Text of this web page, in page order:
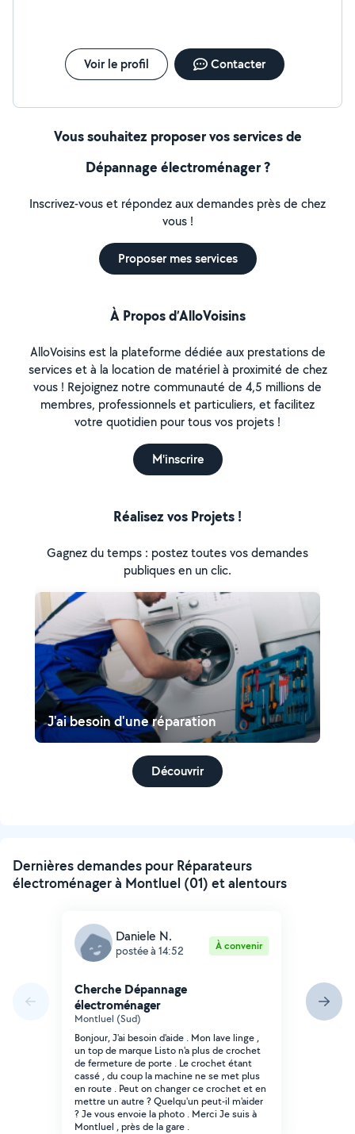
Voir le profil Contacter
Vous souhaitez proposer vos services de
Dépannage électroménager ?
Inscrivez-vous et répondez aux demandes près de chez
vous !
Proposer mes services
À Propos d’AlloVoisins
AlloVoisins est la plateforme dédiée aux prestations de
services et à la location de matériel à proximité de chez
vous ! Rejoignez notre communauté de 4,5 millions de
membres, professionnels et particuliers, et facilitez
votre quotidien pour tous vos projets !
M'inscrire
Réalisez vos Projets !
Gagnez du temps : postez toutes vos demandes
publiques en un clic.
J'ai besoin d'une réparation
Découvrir
Dernières demandes pour Réparateurs
électroménager à Montluel (01) et alentours
Daniele N.
postée à 14:52 À convenir
Cherche Dépannage
électroménager
Montluel (Sud)
Bonjour, J'ai besoin d'aide . Mon lave linge ,
un top de marque Listo n'a plus de crochet
de fermeture de porte . Le crochet étant
cassé , du coup la machine ne se met plus
en route . Peut on changer ce crochet et en
mettre un autre ? Quelqu'un peut-il m'aider
? Je vous envoie la photo . Merci Je suis à
Montluel , près de la gare .